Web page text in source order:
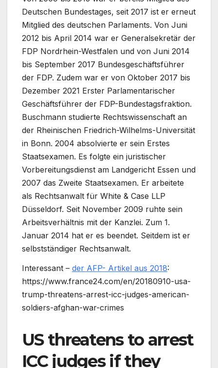
Deutschen Bundestages, seit 2017 ist er erneut
Mitglied des deutschen Parlaments. Von Juni
2012 bis April 2014 war er Generalsekretär der
FDP Nordrhein-Westfalen und von Juni 2014
bis September 2017 Bundesgeschäftsführer
der FDP. Zudem war er von Oktober 2017 bis
Dezember 2021 Erster Parlamentarischer
Geschäftsführer der FDP-Bundestagsfraktion.
Buschmann studierte Rechtswissenschaft an
der Rheinischen Friedrich-Wilhelms-Universität
in Bonn. 2004 absolvierte er sein Erstes
Staatsexamen. Es folgte ein juristischer
Vorbereitungsdienst am Landgericht Essen und
2007 das Zweite Staatsexamen. Er arbeitete
als Rechtsanwalt für White & Case LLP
Düsseldorf. Seit November 2009 ruhte sein
Arbeitsverhältnis mit der Kanzlei. Zum 1.
Januar 2014 hat er es beendet. Seitdem ist er
selbstständiger Rechtsanwalt.
Interessant – der AFP- Artikel aus 2018:
https://www.france24.com/en/20180910-usa-
trump-threatens-arrest-icc-judges-american-
soldiers-afghan-war-crimes
US threatens to arrest
ICC judges if they